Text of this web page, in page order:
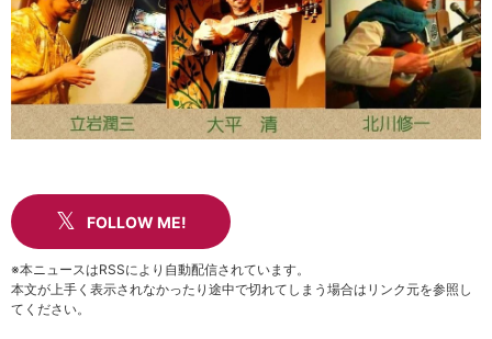
FOLLOW ME!
※本ニュースはRSSにより自動配信されています。
本文が上手く表示されなかったり途中で切れてしまう場合はリンク元を参照し
てください。